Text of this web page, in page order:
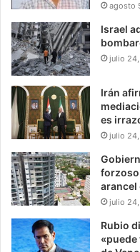
agosto
Israel
julio
Irán
es
julio
forzoso
arancel
julio
Rubio